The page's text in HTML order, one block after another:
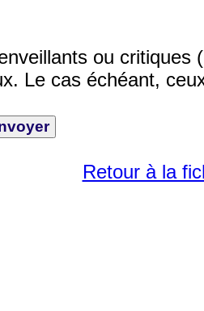
ou
Le cas échéant,
Retour à la